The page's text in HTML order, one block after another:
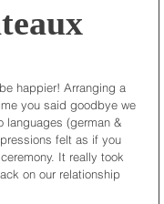
happier! Arranging a
you said goodbye we
languages (german &
felt as if you
It really took
on our relationship